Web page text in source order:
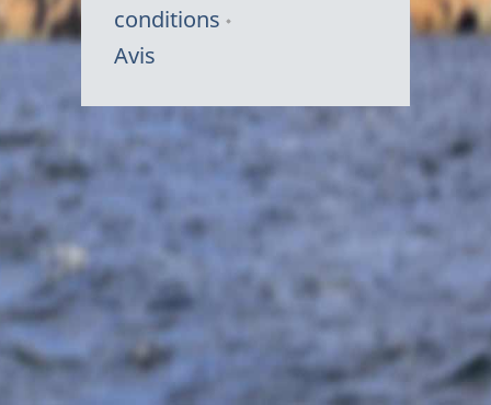
conditions
Avis
Symbole
Canada